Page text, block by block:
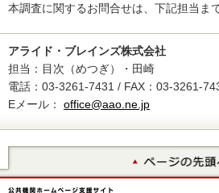
本調査に関するお問合せは、下記担当ま
アライド・ブレインズ株式会社
担当：目次（めつぎ）・田崎
電話：03-3261-7431 / FAX：03-3261-
Eメール： office@aao.ne.jp